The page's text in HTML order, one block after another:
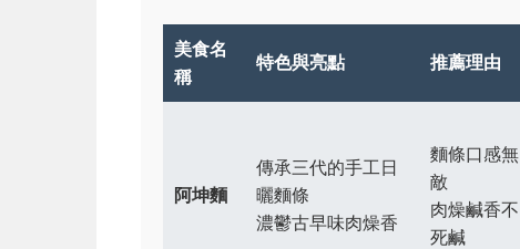
美食名
稱
特色與亮點 推薦理由
阿坤麵
傳承三代的手工日
曬麵條
濃鬱古早味肉燥香
麵條口感無
敵
肉燥鹹香不
死鹹